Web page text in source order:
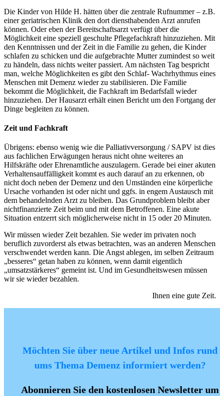
Die Kinder von Hilde H. hätten über die zentrale Rufnummer – z.B.
einer geriatrischen Klinik den dort diensthabenden Arzt anrufen
können. Oder eben der Bereitschaftsarzt verfügt über die
Möglichkeit eine speziell geschulte Pflegefachkraft hinzuziehen. Mit
den Kenntnissen und der Zeit in die Familie zu gehen, die Kinder
schlafen zu schicken und die aufgebrachte Mutter zumindest so weit
zu händeln, dass nichts weiter passiert. Am nächsten Tag bespricht
man, welche Möglichkeiten es gibt den Schlaf- Wachrhythmus eines
Menschen mit Demenz wieder zu stabilisieren. Die Familie
bekommt die Möglichkeit, die Fachkraft im Bedarfsfall wieder
hinzuziehen. Der Hausarzt erhält einen Bericht um den Fortgang der
Dinge begleiten zu können.
Zeit und Fachkraft
Übrigens: ebenso wenig wie die Palliativversorgung / SAPV ist dies
aus fachlichen Erwägungen heraus nicht ohne weiteres an
Hilfskräfte oder Ehrenamtliche auszulagern. Gerade bei einer akuten
Verhaltensauffälligkeit kommt es auch darauf an zu erkennen, ob
nicht doch neben der Demenz und den Umständen eine körperliche
Ursache vorhanden ist oder nicht und ggfs. in engem Austausch mit
dem behandelnden Arzt zu bleiben. Das Grundproblem bleibt aber
nichtfinanzierte Zeit beim und mit dem Betroffenen. Eine akute
Situation entzerrt sich möglicherweise nicht in 15 oder 20 Minuten.
Wir müssen wieder Zeit bezahlen. Sie weder im privaten noch
beruflich zuvorderst als etwas betrachten, was an anderen Menschen
verschwendet werden kann. Die Angst ablegen, im selben Zeitraum
„besseres“ getan haben zu können, wenn damit eigentlich
„umsatzstärkeres“ gemeint ist. Und im Gesundheitswesen müssen
wir sie wieder bezahlen.
Ihnen eine gute Zeit.
Möchten Sie über neue Artikel und Infos rund
ums Thema Demenz informiert werden?
Abonnieren Sie den kostenlosen Newsletter um